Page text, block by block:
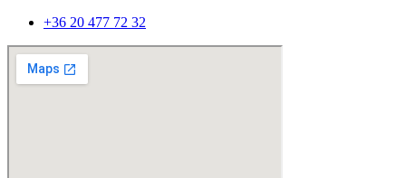
+36 20 477 72 32